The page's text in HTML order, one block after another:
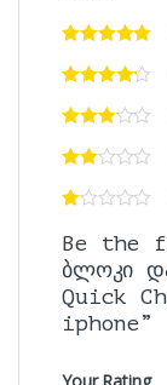
Be the
ბლოკი
Quick
iphone”